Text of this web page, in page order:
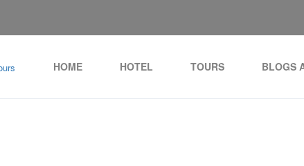
HOME HOTEL TOURS BLOGS